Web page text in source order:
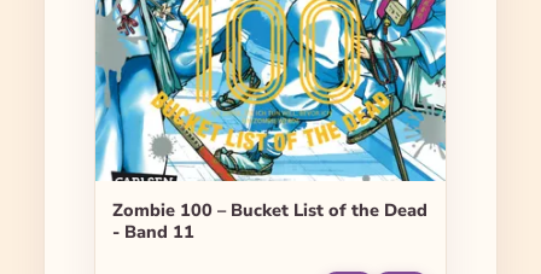
Zombie 100 – Bucket List of the Dead
- Band 11